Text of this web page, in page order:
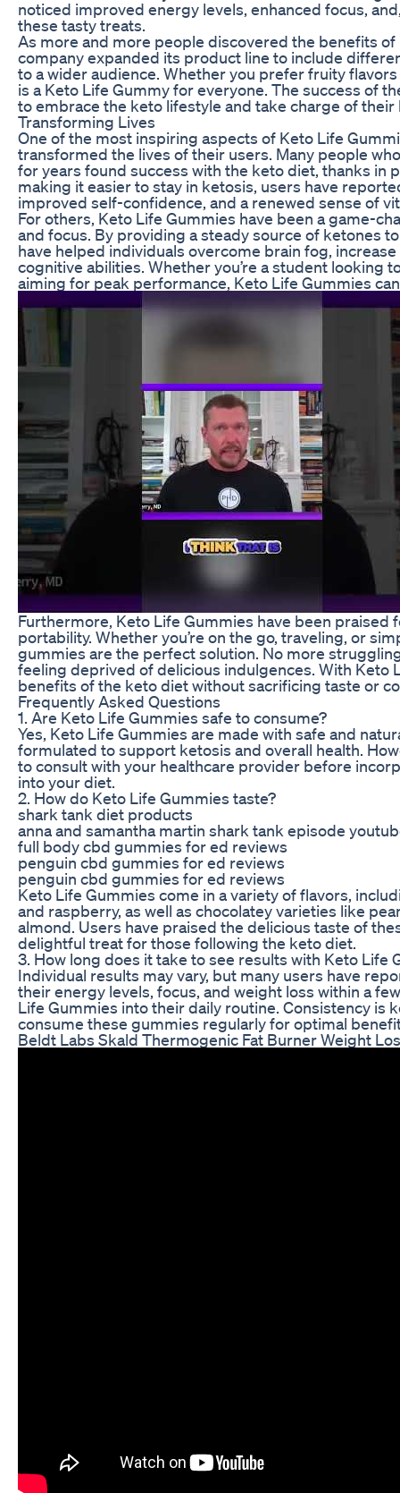
noticed improved energy levels, enhanced focus,
these tasty treats.
As more and more people discovered the benefits
company expanded its product line to include
to a wider audience. Whether you prefer fruity
is a Keto Life Gummy for everyone. The success of
to embrace the keto lifestyle and take charge of their
Transforming Lives
One of the most inspiring aspects of Keto Life
transformed the lives of their users. Many people
for years found success with the keto diet, thanks in
making it easier to stay in ketosis, users have
improved self-confidence, and a renewed sense of
For others, Keto Life Gummies have been a game-
and focus. By providing a steady source of ketones
have helped individuals overcome brain fog,
cognitive abilities. Whether you’re a student looking
aiming for peak performance, Keto Life Gummies
Furthermore, Keto Life Gummies have been praised
portability. Whether you’re on the go, traveling, or
gummies are the perfect solution. No more
feeling deprived of delicious indulgences. With Keto
benefits of the keto diet without sacrificing taste or
Frequently Asked Questions
1. Are Keto Life Gummies safe to consume?
Yes, Keto Life Gummies are made with safe and
formulated to support ketosis and overall health.
to consult with your healthcare provider before
into your diet.
2. How do Keto Life Gummies taste?
shark tank diet products
anna and samantha martin shark tank episode
full body cbd gummies for ed reviews
penguin cbd gummies for ed reviews
penguin cbd gummies for ed reviews
Keto Life Gummies come in a variety of flavors,
and raspberry, as well as chocolatey varieties like
almond. Users have praised the delicious taste of
delightful treat for those following the keto diet.
3. How long does it take to see results with Keto Life
Individual results may vary, but many users have
their energy levels, focus, and weight loss within a
Life Gummies into their daily routine. Consistency is
consume these gummies regularly for optimal
Beldt Labs Skald Thermogenic Fat Burner Weight